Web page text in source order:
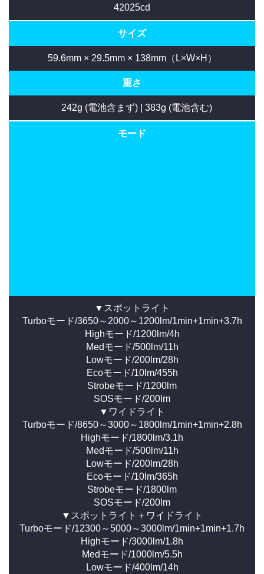
42025cd
サイズ
59.6mm × 29.5mm × 138mm（L×W×H）
重さ
242g (電池含まず) | 383g (電池含む)
モード
▼スポットライト
Turboモード/3650～2000～1200lm/1min+1min+3.7h
Highモード/1200lm/4h
Medモード/500lm/11h
Lowモード/200lm/28h
Ecoモード/10lm/455h
Strobeモード/1200lm
SOSモード/200lm
▼ワイドライト
Turboモード/8650～3000～1800lm/1min+1min+2.8h
Highモード/1800lm/3.1h
Medモード/500lm/11h
Lowモード/200lm/28h
Ecoモード/10lm/365h
Strobeモード/1800lm
SOSモード/200lm
▼スポットライト＋ワイドライト
Turboモード/12300～5000～3000lm/1min+1min+1.7h
Highモード/3000lm/1.8h
Medモード/1000lm/5.5h
Lowモード/400lm/14h